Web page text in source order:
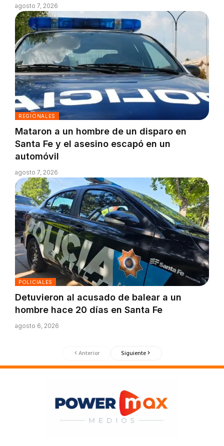
agosto 7, 2026
REGIONALES
Mataron a un hombre de un disparo en
Santa Fe y el asesino escapó en un
automóvil
agosto 7, 2026
POLICIALES
Detuvieron al acusado de balear a un
hombre hace 20 días en Santa Fe
agosto 6, 2026
Anterior Siguiente